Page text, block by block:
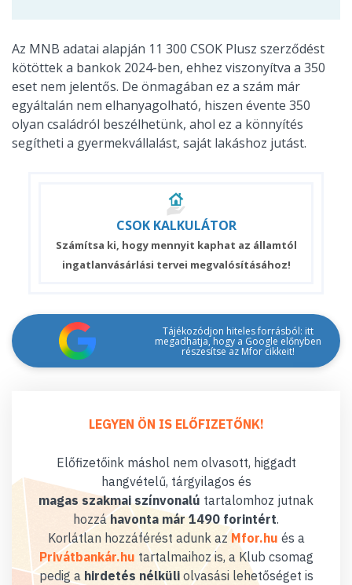
Az MNB adatai alapján 11 300 CSOK Plusz szerződést
kötöttek a bankok 2024-ben, ehhez viszonyítva a 350
eset nem jelentős. De önmagában ez a szám már
egyáltalán nem elhanyagolható, hiszen évente 350
olyan családról beszélhetünk, ahol ez a könnyítés
segítheti a gyermekvállalást, saját lakáshoz jutást.
CSOKKALKULÁTOR
Számítsa ki, hogy mennyit kaphat az államtól
ingatlanvásárlási tervei megvalósításához!
Tájékozódjon hiteles forrásból: itt
megadhatja, hogy a Google előnyben
részesítse az Mfor cikkeit!
LEGYEN ÖN IS ELŐFIZETŐNK!
Előfizetőink máshol nem olvasott, higgadt
hangvételű, tárgyilagos és
magas szakmai színvonalú tartalomhoz jutnak
hozzáhavonta már 1490 forintért.
Korlátlan hozzáférést adunk az Mfor.hu és a
Privátbankár.hu tartalmaihoz is, a Klub csomag
pedig a hirdetés nélküliolvasási lehetőséget is